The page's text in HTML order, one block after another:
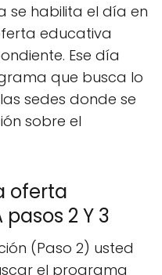
se habilita el día en
educativa
Ese día
que busca lo
sedes donde se
sobre el
oferta
2 Y 3
(Paso 2) usted
el programa